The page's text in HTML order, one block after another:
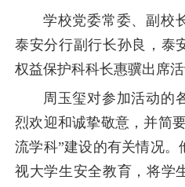
学校党委常委、副校
泰安分行副行长孙良，泰
权益保护科科长惠骥出席活
周玉玺对参加活动的
烈欢迎和诚挚敬意，并简
流学科”建设的有关情况
视大学生安全教育，将学